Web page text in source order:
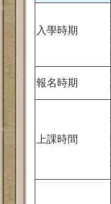
入學時期
報名時期
上課時間